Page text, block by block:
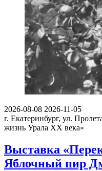
2026-08-08 2026-11-05
г. Екатеринбург, ул.
жизнь Урала ХХ века»
Выставка
Яблочный пир